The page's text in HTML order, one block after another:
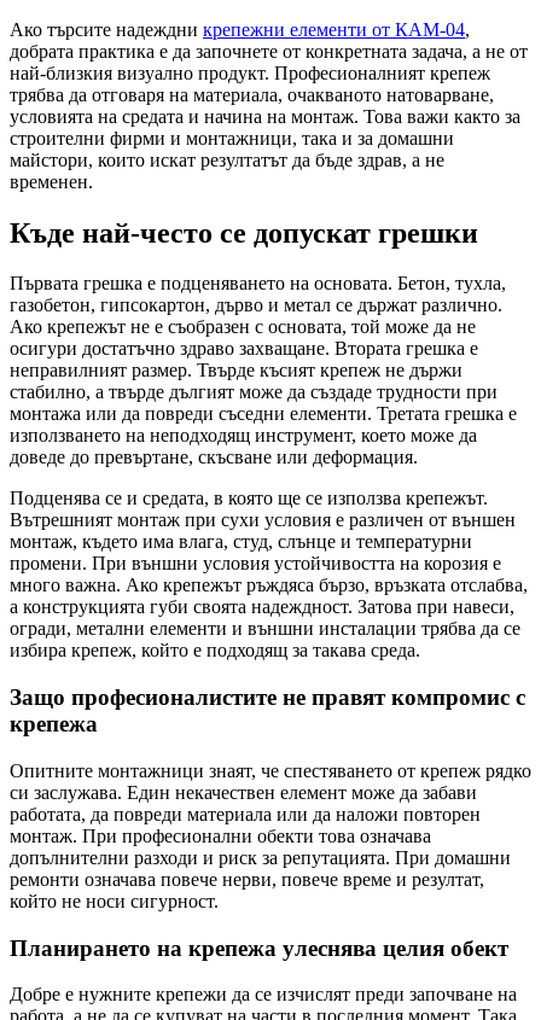
Ако търсите надеждни крепежни елементи от КАМ-04,
добрата практика е да започнете от конкретната задача, а не от
най-близкия визуално продукт. Професионалният крепеж
трябва да отговаря на материала, очакваното натоварване,
условията на средата и начина на монтаж. Това важи както за
строителни фирми и монтажници, така и за домашни
майстори, които искат резултатът да бъде здрав, а не
временен.
Къде най-често се допускат грешки
Първата грешка е подценяването на основата. Бетон, тухла,
газобетон, гипсокартон, дърво и метал се държат различно.
Ако крепежът не е съобразен с основата, той може да не
осигури достатъчно здраво захващане. Втората грешка е
неправилният размер. Твърде късият крепеж не държи
стабилно, а твърде дългият може да създаде трудности при
монтажа или да повреди съседни елементи. Третата грешка е
използването на неподходящ инструмент, което може да
доведе до превъртане, скъсване или деформация.
Подценява се и средата, в която ще се използва крепежът.
Вътрешният монтаж при сухи условия е различен от външен
монтаж, където има влага, студ, слънце и температурни
промени. При външни условия устойчивостта на корозия е
много важна. Ако крепежът ръждяса бързо, връзката отслабва,
а конструкцията губи своята надеждност. Затова при навеси,
огради, метални елементи и външни инсталации трябва да се
избира крепеж, който е подходящ за такава среда.
Защо професионалистите не правят компромис с
крепежа
Опитните монтажници знаят, че спестяването от крепеж рядко
си заслужава. Един некачествен елемент може да забави
работата, да повреди материала или да наложи повторен
монтаж. При професионални обекти това означава
допълнителни разходи и риск за репутацията. При домашни
ремонти означава повече нерви, повече време и резултат,
който не носи сигурност.
Планирането на крепежа улеснява целия обект
Добре е нужните крепежи да се изчислят преди започване на